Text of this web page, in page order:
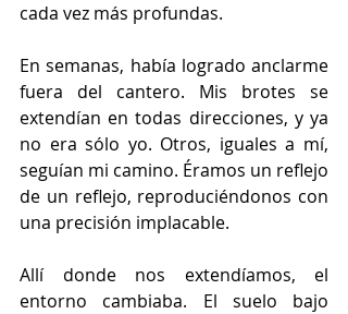
cada vez más profundas.
En semanas, había logrado anclarme
fuera del cantero. Mis brotes se
extendían en todas direcciones, y ya
no era sólo yo. Otros, iguales a mí,
seguían mi camino. Éramos un reflejo
de un reflejo, reproduciéndonos con
una precisión implacable.
Allí donde nos extendíamos, el
entorno cambiaba. El suelo bajo